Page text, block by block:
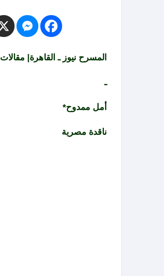
المسرح نيوز ـ القاهرة| مقالات
ـ
أمل ممدوح*
ناقدة مصرية